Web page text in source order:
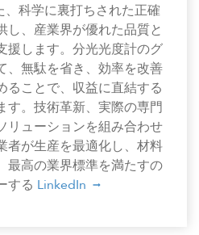
科学に裏打ちされた正確
し、産業界が優れた品質と
援します。分光光度計のグ
、無駄を省き、効率を改善
ることで、収益に直結する
す。技術革新、実際の専門
リューションを組み合わせ
者が生産を最適化し、材料
最高の業界標準を満たすの
する LinkedIn